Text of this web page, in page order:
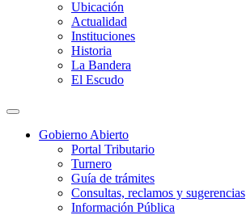
Ubicación
Actualidad
Instituciones
Historia
La Bandera
El Escudo
Gobierno Abierto
Portal Tributario
Turnero
Guía de trámites
Consultas, reclamos y sugerencias
Información Pública